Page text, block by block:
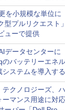
る新機能を提供
を小規模な単位に
プルリクエスト」
ューで提供
データセンターに
のバッテリーエネ
システムを導入する
表
テクノロジーズ、
ーマンス用途に対